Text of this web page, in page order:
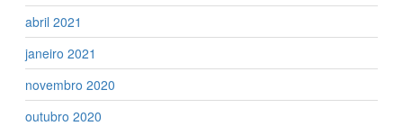
abril 2021
janeiro 2021
novembro 2020
outubro 2020